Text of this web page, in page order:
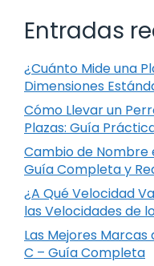
Entradas
¿Cuánto Mide una
Dimensiones
Cómo Llevar un
Plazas: Guía
Cambio de Nombre
Guía Completa y
¿A Qué Velocidad
las Velocidades de
Las Mejores
C – Guía Completa